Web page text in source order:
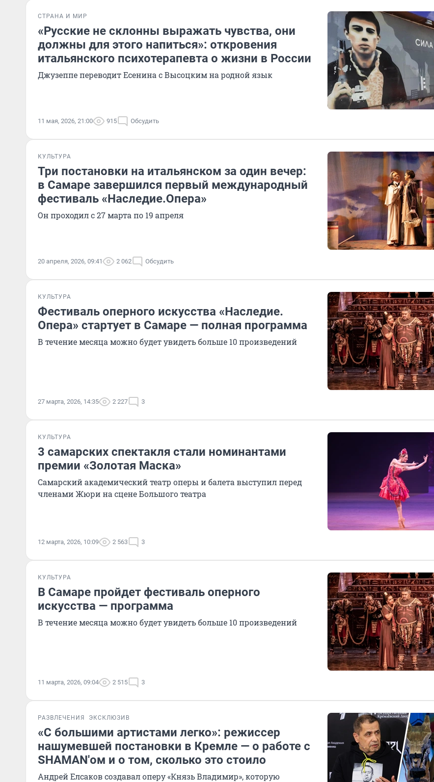
СТРАНА И МИР
«Русские не склонны выражать чувства, они
должны для этого напиться»: откровения
итальянского психотерапевта о жизни в России
Джузеппе переводит Есенина с Высоцким на родной язык
11 мая, 2026, 21:00 915 Обсудить
КУЛЬТУРА
Три постановки на итальянском за один вечер:
в Самаре завершился первый международный
фестиваль «Наследие.Опера»
Он проходил с 27 марта по 19 апреля
20 апреля, 2026, 09:41 2 062 Обсудить
КУЛЬТУРА
Фестиваль оперного искусства «Наследие.
Опера» стартует в Самаре — полная программа
В течение месяца можно будет увидеть больше 10 произведений
27 марта, 2026, 14:35 2 227 3
КУЛЬТУРА
3 самарских спектакля стали номинантами
премии «Золотая Маска»
Самарский академический театр оперы и балета выступил перед
членами Жюри на сцене Большого театра
12 марта, 2026, 10:09 2 563 3
КУЛЬТУРА
В Самаре пройдет фестиваль оперного
искусства — программа
В течение месяца можно будет увидеть больше 10 произведений
11 марта, 2026, 09:04 2 515 3
РАЗВЛЕЧЕНИЯ ЭКСКЛЮЗИВ
«С большими артистами легко»: режиссер
нашумевшей постановки в Кремле — о работе с
SHAMAN'ом и о том, сколько это стоило
Андрей Елсаков создавал оперу «Князь Владимир», которую